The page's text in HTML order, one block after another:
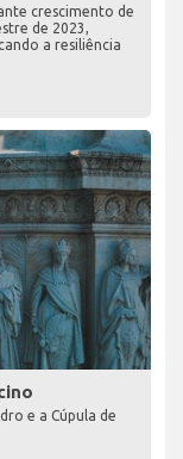
crescimento de
de 2023,
a resiliência
e a Cúpula de